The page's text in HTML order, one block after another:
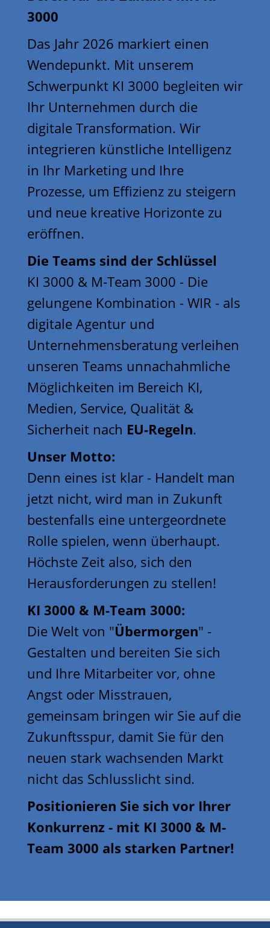
3000
Das Jahr 2026 markiert einen
Wendepunkt. Mit unserem
Schwerpunkt KI 3000 begleiten wir
Ihr Unternehmen durch die
digitale Transformation. Wir
integrieren künstliche Intelligenz
in Ihr Marketing und Ihre
Prozesse, um Effizienz zu steigern
und neue kreative Horizonte zu
eröffnen.
Die Teams sind der Schlüssel
KI 3000 & M-Team 3000 - Die
gelungene Kombination - WIR - als
digitale Agentur und
Unternehmensberatung verleihen
unseren Teams unnachahmliche
Möglichkeiten im Bereich KI,
Medien, Service, Qualität &
Sicherheit nach EU-Regeln.
Unser Motto:
Denn eines ist klar - Handelt man
jetzt nicht, wird man in Zukunft
bestenfalls eine untergeordnete
Rolle spielen, wenn überhaupt.
Höchste Zeit also, sich den
Herausforderungen zu stellen!
KI 3000 & M-Team 3000:
Die Welt von "Übermorgen" -
Gestalten und bereiten Sie sich
und Ihre Mitarbeiter vor, ohne
Angst oder Misstrauen,
gemeinsam bringen wir Sie auf die
Zukunftsspur, damit Sie für den
neuen stark wachsenden Markt
nicht das Schlusslicht sind.
Positionieren Sie sich vor Ihrer
Konkurrenz - mit KI 3000 & M-
Team 3000 als starken Partner!